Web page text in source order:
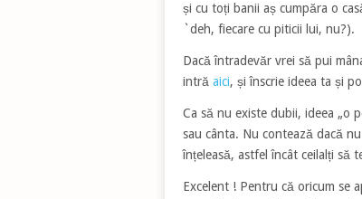
și cu toți banii aș cumpăra o
`deh, fiecare cu piticii lui, nu?).
Dacă întradevăr vrei să pui
intră aici, și înscrie ideea ta și
Ca să nu existe dubii, ideea „o
sau cânta. Nu contează dacă
înțeleasă, astfel încât ceilalți să
Excelent ! Pentru că oricum se